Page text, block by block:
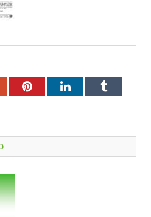
PinterestLinkedInTumblr